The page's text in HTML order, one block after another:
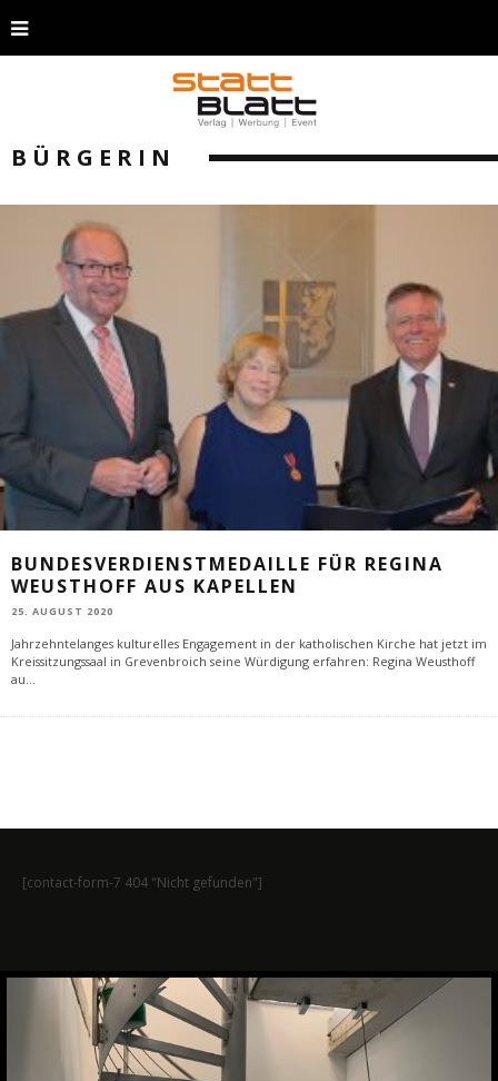
BÜRGERIN
BUNDESVERDIENSTMEDAILLE FÜR REGINA
WEUSTHOFF AUS KAPELLEN
25. AUGUST 2020
Jahrzehntelanges kulturelles Engagement in der katholischen Kirche hat jetzt im
Kreissitzungssaal in Grevenbroich seine Würdigung erfahren: Regina Weusthoff
au...
[contact-form-7 404 "Nicht gefunden"]